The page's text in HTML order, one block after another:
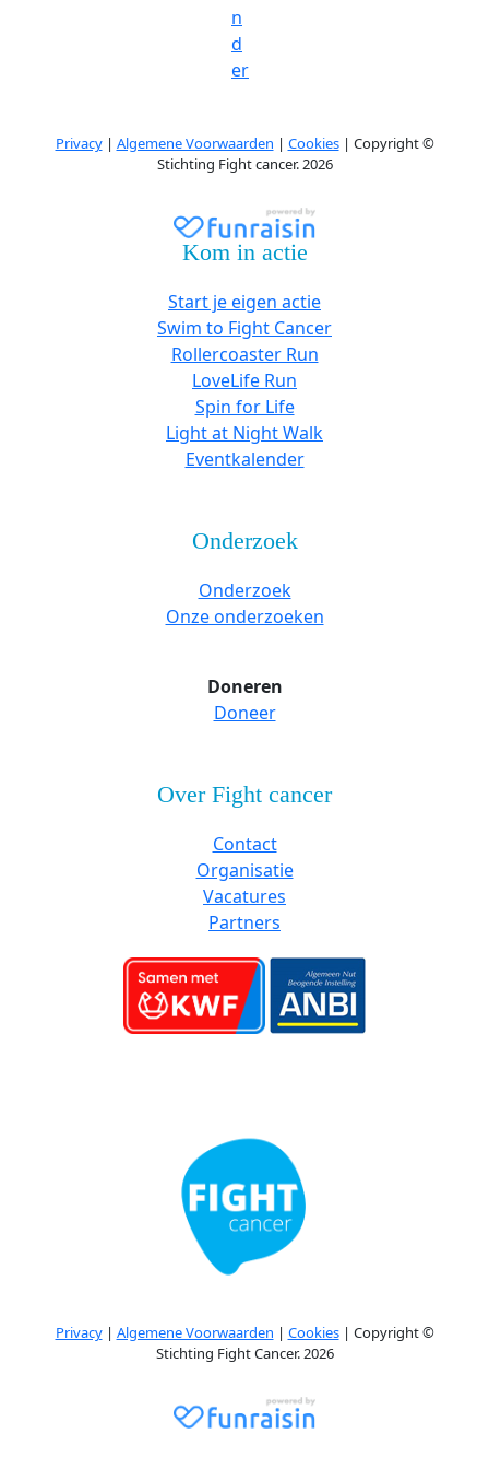
n
d
er
Privacy| Algemene Voorwaarden | Cookies| Copyright ©
Stichting Fight cancer. 2026
Kom in actie
Start je eigen actie
Swim to Fight Cancer
Rollercoaster Run
LoveLife Run
Spin for Life
Light at Night Walk
Eventkalender
Onderzoek
Onderzoek
Onze onderzoeken
Doneren
Doneer
Over Fight cancer
Contact
Organisatie
Vacatures
Partners
Privacy| Algemene Voorwaarden | Cookies| Copyright ©
Stichting Fight Cancer. 2026